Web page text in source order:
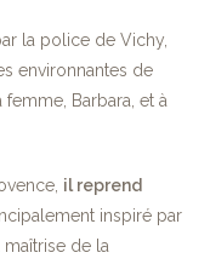
la police de Vichy,
environnantes de
femme, Barbara, et à
il reprend
inspiré par
de la